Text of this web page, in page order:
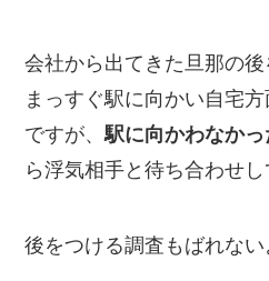
会社から出てきた旦那の後
まっすぐ駅に向かい自宅
ですが、駅に向かわなか
ら浮気相手と待ち合わせ
後をつける調査もばれない